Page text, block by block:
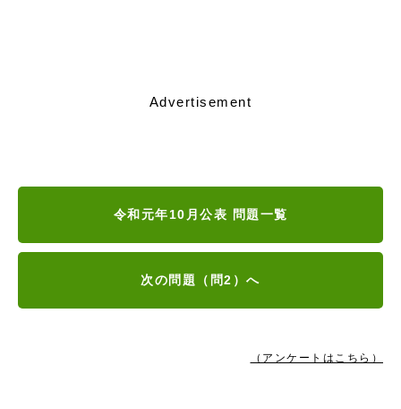
Advertisement
令和元年10月公表 問題一覧
次の問題（問2）へ
（アンケートはこちら）